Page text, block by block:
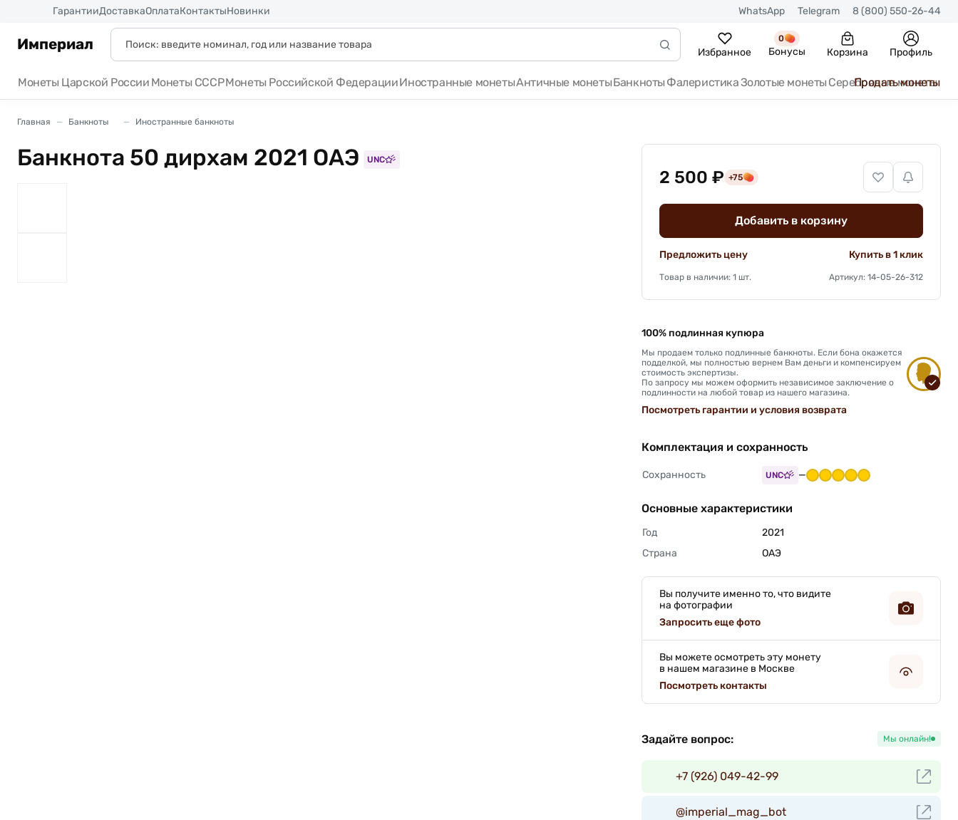
ГарантииДоставкаОплатаКонтактыНовинки WhatsApp Telegram 8 (800) 550-26-44
Империал Избранное
0
Бонусы Корзина Профиль
Монеты Царской России Монеты СССРМонеты Российской ФедерацииИностранные монетыАнтичные монетыБанкноты ФалеристикаЗолотые монеты Серебряные монеты
Продать монеты
Главная Банкноты Иностранные банкноты
Банкнота 50 дирхам 2021 ОАЭ UNC
2 500 ₽ +75
Добавить в корзину
Предложить цену Купить в 1 клик
Товар в наличии: 1 шт. Артикул: 14-05-26-312
100% подлинная купюра
Мы продаем только подлинные банкноты. Если бона окажется
подделкой, мы полностью вернем Вам деньги и компенсируем
стоимость экспертизы.
По запросу мы можем оформить независимое заключение о
подлинности на любой товар из нашего магазина.
Посмотреть гарантии и условия возврата
Комплектация и сохранность
Сохранность UNC —
Основные характеристики
Год
2021
Страна
ОАЭ
Вы получите именно то, что видите
на фотографии
Запросить еще фото
Вы можете осмотреть эту монету
в нашем магазине в Москве
Посмотреть контакты
Задайте вопрос: Мы онлайн!
+7 (926) 049-42-99
@imperial_mag_bot